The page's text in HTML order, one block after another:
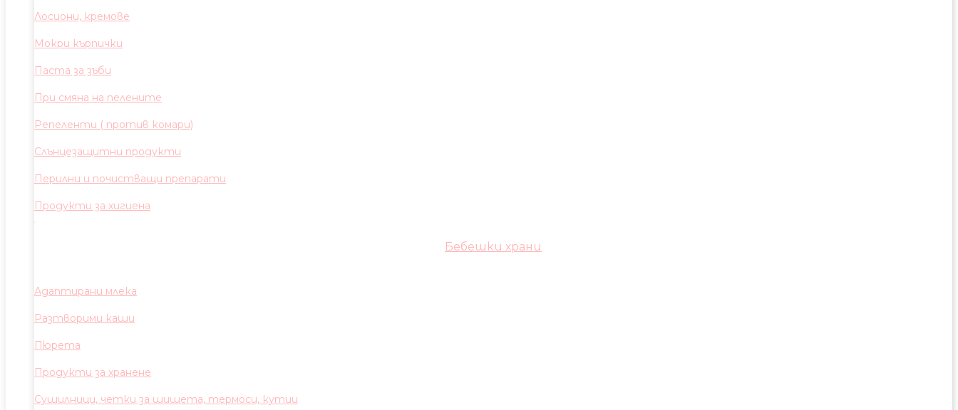
Лосиони, кремове
Мокри кърпички
Паста за зъби
При смяна на пелените
Репеленти ( против комари)
Слънцезащитни продукти
Перилни и почистващи препарати
Продукти за хигиена
Бебешки храни
Адаптирани млека
Разтворими каши
Пюрета
Продукти за хранене
Сушилници, четки за шишета, термоси, кутии